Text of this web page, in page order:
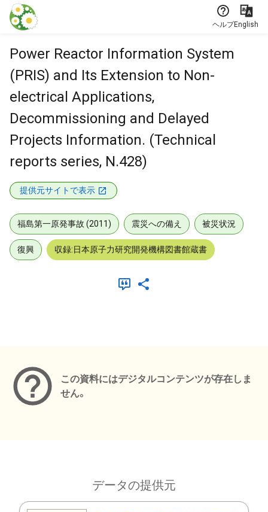
本文に飛ぶ
ヘルプEnglish
Power Reactor Information System
(PRIS) and Its Extension to Non-
electrical Applications,
Decommissioning and Delayed
Projects Information. (Technical
reports series, N.428)
提供元サイトで表示
福島第一原発事故 (2011) 震災への備え 被災状況
復興 収録:日本原子力研究開発機構図書館蔵書
この資料にはデジタルコンテンツが存在しま
せん。
データの提供元